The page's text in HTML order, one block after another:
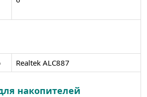
Realtek ALC887
накопителей